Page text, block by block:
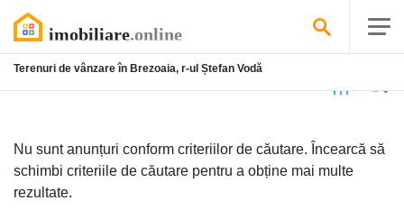
Terenuri de vânzare în Brezoaia, r-ul Ștefan Vodă
Nu sunt anunțuri conform criteriilor de căutare. Încearcă să
schimbi criteriile de căutare pentru a obține mai multe
rezultate.